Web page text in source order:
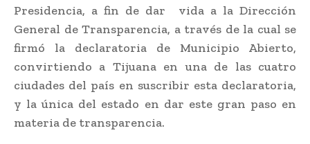
Presidencia, a fin de dar vida a la Dirección
General de Transparencia, a través de la cual se
firmó la declaratoria de Municipio Abierto,
convirtiendo a Tijuana en una de las cuatro
ciudades del país en suscribir esta declaratoria,
y la única del estado en dar este gran paso en
materia de transparencia.